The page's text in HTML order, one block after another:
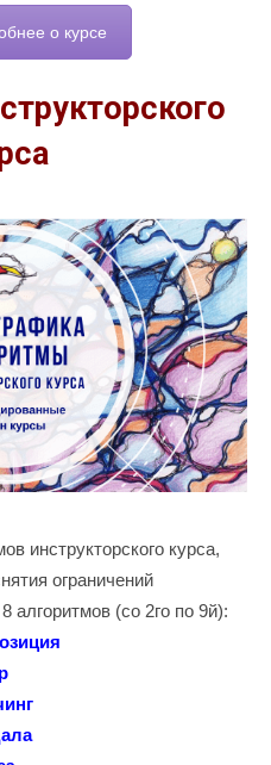
о курсе
инструкторского курса,
ограничений
алгоритмов (со 2го по 9й):